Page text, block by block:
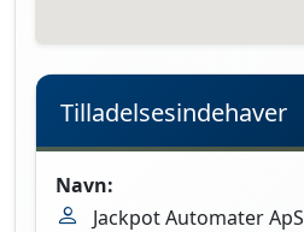
Tilladelsesindehaver
Navn:
Jackpot Automater ApS